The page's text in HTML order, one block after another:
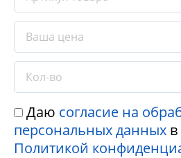
Даю согласие на
персональных данных
Политикой